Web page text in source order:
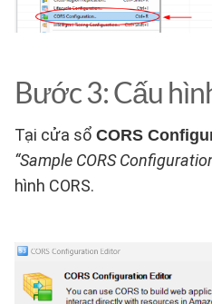
Bước 3: Cấu
Tại cửa sổ CORS
“Sample CORS
hình CORS.